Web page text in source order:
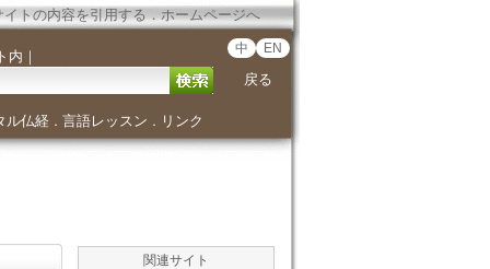
イトの内容を引用する．ホームページへ
内 ｜ 中 EN
戻る
ル仏経． 言語レッスン ． リンク
関連サイト